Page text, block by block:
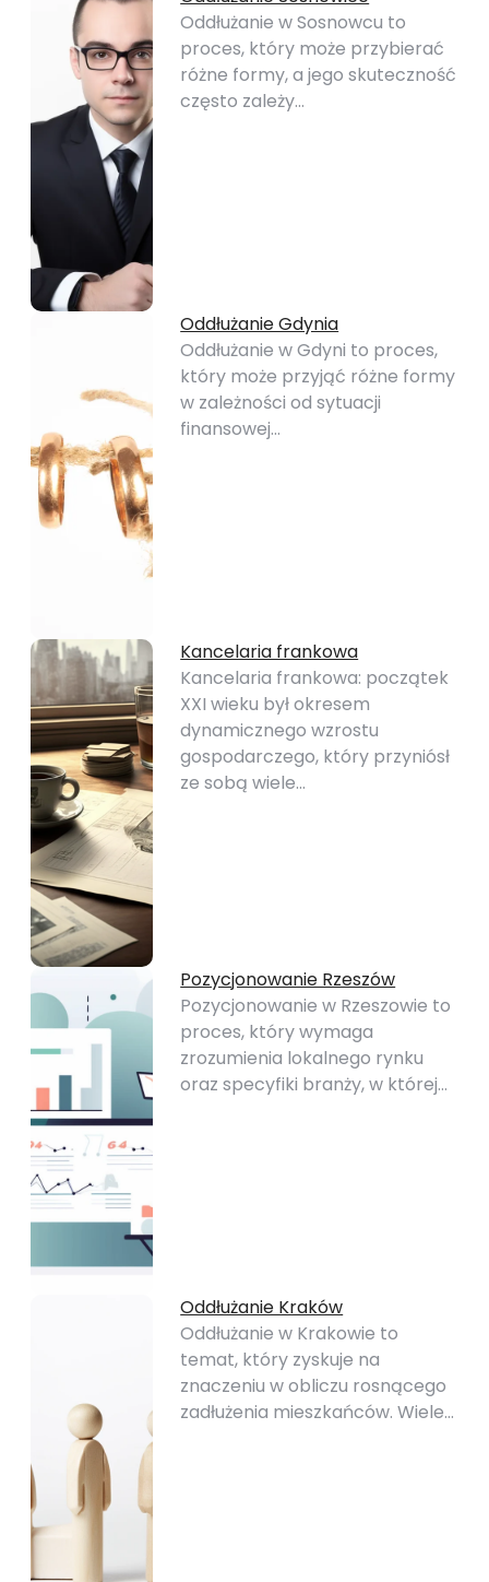
Oddłużanie w Sosnowcu to
proces, który może przybierać
różne formy, a jego skuteczność
często zależy…
Oddłużanie Gdynia
Oddłużanie w Gdyni to proces,
który może przyjąć różne formy
w zależności od sytuacji
finansowej…
Kancelaria frankowa
Kancelaria frankowa: początek
XXI wieku był okresem
dynamicznego wzrostu
gospodarczego, który przyniósł
ze sobą wiele…
Pozycjonowanie Rzeszów
Pozycjonowanie w Rzeszowie to
proces, który wymaga
zrozumienia lokalnego rynku
oraz specyfiki branży, w której…
Oddłużanie Kraków
Oddłużanie w Krakowie to
temat, który zyskuje na
znaczeniu w obliczu rosnącego
zadłużenia mieszkańców. Wiele…